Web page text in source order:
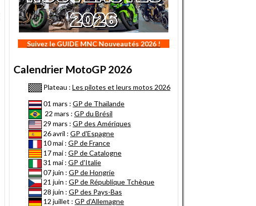
Suivez le GUIDE MNC Nouveautés 2026 !
Calendrier MotoGP 2026
Plateau : Les pilotes et leurs motos 2026
01 mars : GP de Thaïlande
22 mars : GP du Brésil
29 mars : GP des Amériques
26 avril : GP d'Espagne
10 mai : GP de France
17 mai : GP de Catalogne
31 mai : GP d'Italie
07 juin : GP de Hongrie
21 juin : GP de République Tchèque
28 juin : GP des Pays-Bas
12 juillet : GP d'Allemagne